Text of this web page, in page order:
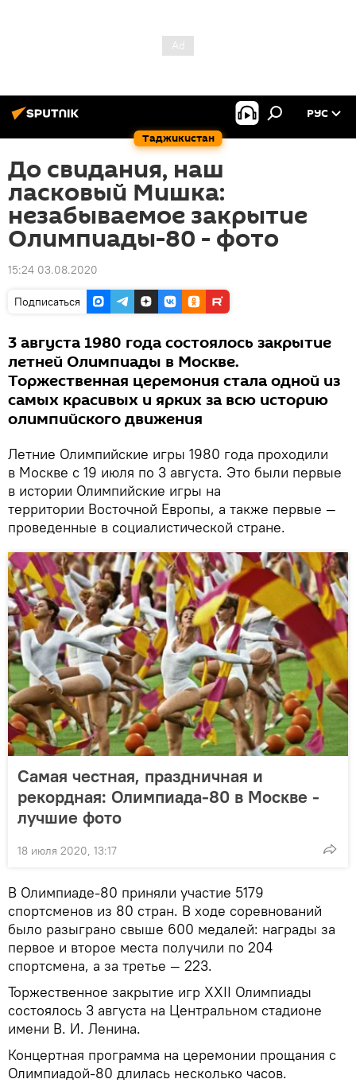
Таджикистан
РУС
До свидания, наш
ласковый Мишка:
незабываемое закрытие
Олимпиады-80 - фото
15:24 03.08.2020
Подписаться
3 августа 1980 года состоялось закрытие
летней Олимпиады в Москве.
Торжественная церемония стала одной из
самых красивых и ярких за всю историю
олимпийского движения
Летние Олимпийские игры 1980 года проходили
в Москве с 19 июля по 3 августа. Это были первые
в истории Олимпийские игры на
территории Восточной Европы, а также первые —
проведенные в социалистической стране.
Самая честная, праздничная и
рекордная: Олимпиада-80 в Москве -
лучшие фото
18 июля 2020, 13:17
В Олимпиаде-80 приняли участие 5179
спортсменов из 80 стран. В ходе соревнований
было разыграно свыше 600 медалей: награды за
первое и второе места получили по 204
спортсмена, а за третье — 223.
Торжественное закрытие игр XXII Олимпиады
состоялось 3 августа на Центральном стадионе
имени В. И. Ленина.
Концертная программа на церемонии прощания с
Олимпиадой-80 длилась несколько часов.